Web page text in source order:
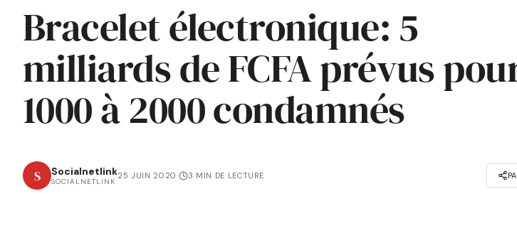
Bracelet électronique: 5
milliards de FCFA prévus
1000 à 2000 condamnés
S Socialnetlink
SOCIALNETLINK
25 JUIN 2020· 3 MIN DE LECTURE